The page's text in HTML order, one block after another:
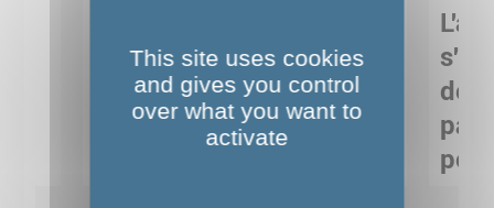
Musée de Préhistoire de
Nemours : apprendre
autrement grâce à la
de
This site uses cookies
and gives you control
over what you want to
activate